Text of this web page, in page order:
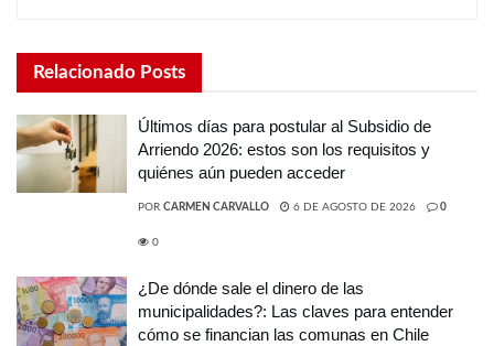
Relacionado Posts
Últimos días para postular al Subsidio de
Arriendo 2026: estos son los requisitos y
quiénes aún pueden acceder
POR CARMEN CARVALLO 6 DE AGOSTO DE 2026 0
0
¿De dónde sale el dinero de las
municipalidades?: Las claves para entender
cómo se financian las comunas en Chile